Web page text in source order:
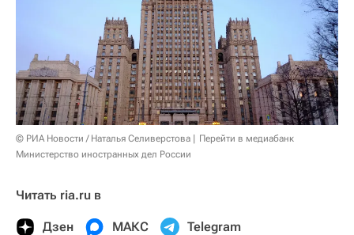
© РИА Новости / Наталья Селиверстова
Перейти в медиабанк
Министерство иностранных дел России
Читать ria.ru в
Дзен МАКС Telegram